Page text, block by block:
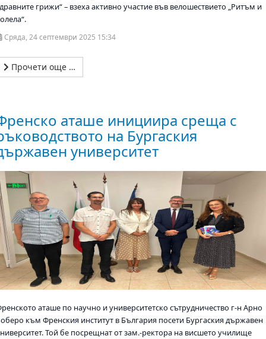
грижи“ – взеха активно участие във велошествието „Ритъм и
Сряда, 24 септември 2025 15:34
Прочети още …
аташе инициира среща с
на Бургаския
университет
аташе по научно и университетско сътрудничество г-н Арно
към Френския институт в България посети Бургаския държавен
Той бе посрещнат от зам.-ректора на висшето училище